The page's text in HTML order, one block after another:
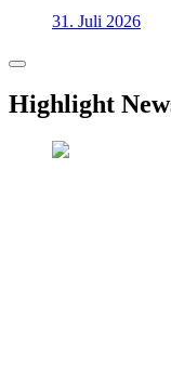
31. Juli 2026
Highlight